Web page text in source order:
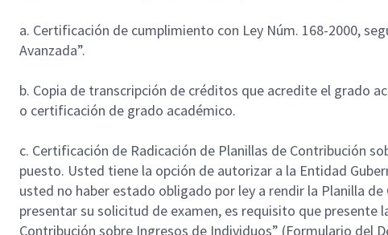
a. Certificación de cumplimiento con Ley Núm. 168-2000,
Avanzada”.
b. Copia de transcripción de créditos que acredite el grado
o certificación de grado académico.
c. Certificación de Radicación de Planillas de Contribución
puesto. Usted tiene la opción de autorizar a la Entidad
usted no haber estado obligado por ley a rendir la Planilla
presentar su solicitud de examen, es requisito que presente
Contribución sobre Ingresos de Individuos” (Formulario del